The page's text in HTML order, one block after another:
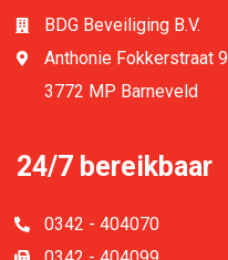
BDG Beveiliging B.V.
Anthonie Fokkerstraat 9
3772 MP Barneveld
24/7 bereikbaar
0342 - 404070